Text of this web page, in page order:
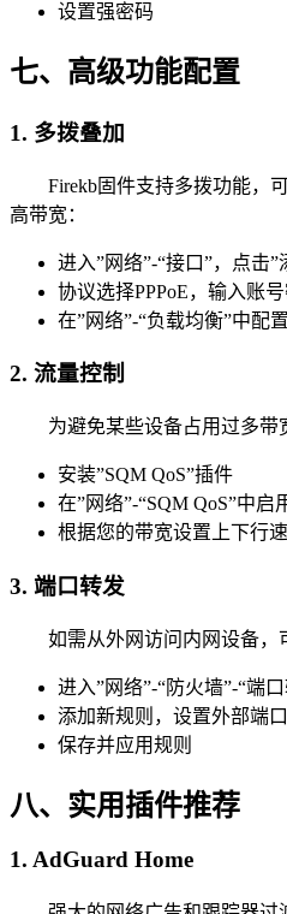
设置强密码
七、高级功能配置
1. 多拨叠加
Firekb固件支持多拨功能，
高带宽：
进入”网络”-“接口”，点击”
协议选择PPPoE，输入账
在”网络”-“负载均衡”中配
2. 流量控制
为避免某些设备占用过多带
安装”SQM QoS”插件
在”网络”-“SQM QoS”中启
根据您的带宽设置上下行
3. 端口转发
如需从外网访问内网设备，
进入”网络”-“防火墙”-“端
添加新规则，设置外部端
保存并应用规则
八、实用插件推荐
1. AdGuard Home